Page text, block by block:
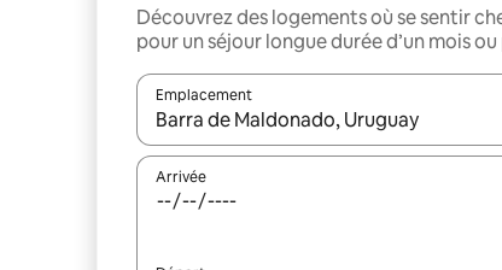
Découvrez des logements où se sentir
pour un séjour longue durée d’un mois ou
Emplacement
Quand les résultats sont affichés,
Arrivée